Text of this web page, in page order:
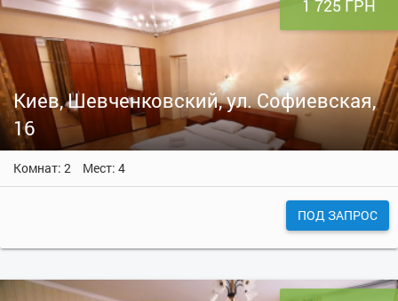
1 725 ГРН
Киев, Шевченковский, ул. Софиевская,
16
Комнат: 2 Мест: 4
ПОД ЗАПРОС